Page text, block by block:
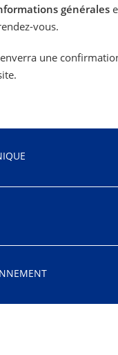
générales
vous.
une